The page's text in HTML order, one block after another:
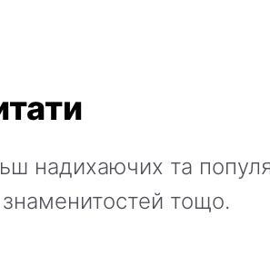
надихаючих та
знаменитостей тощо.